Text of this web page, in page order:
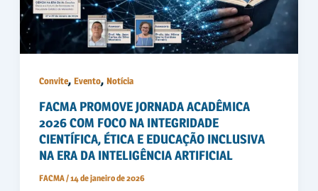
Convite, Evento, Notícia
FACMA PROMOVE JORNADA ACADÊMICA
2026 COM FOCO NA INTEGRIDADE
CIENTÍFICA, ÉTICA E EDUCAÇÃO INCLUSIVA
NA ERA DA INTELIGÊNCIA ARTIFICIAL
FACMA/14 de janeiro de 2026